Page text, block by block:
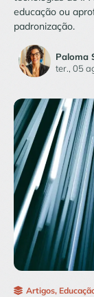
educação ou
padronização.
Paloma
ter., 05
Artigos,